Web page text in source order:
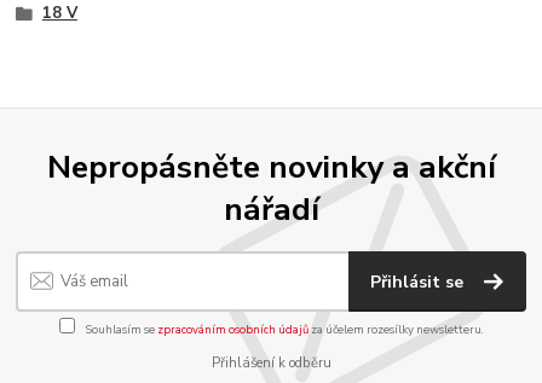
18 V
Nepropásněte novinky a akční
nářadí
Přihlásit se
Souhlasím se zpracováním osobních údajůza účelem rozesílky newsletteru.
Přihlášení k odběru